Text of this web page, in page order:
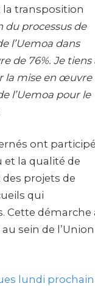
transposition
du processus de
l’Uemoa dans
de 76%. Je tiens
la mise en œuvre
l’Uemoa pour le
ont participé
et la qualité de
projets de
qui
Cette démarche
sein de l’Union
lundi prochain